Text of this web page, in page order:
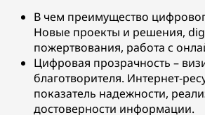
В чем преимущество
Новые проекты и решения,
пожертвования, работа с
Цифровая прозрачность –
благотворителя. Интернет-
показатель надежности,
достоверности информации.